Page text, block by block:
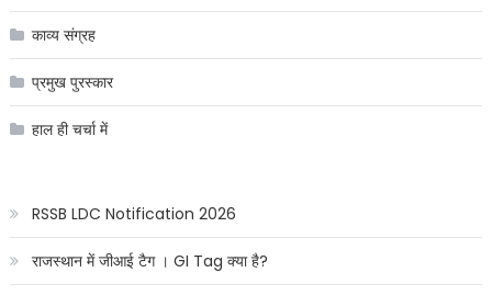
काव्य संग्रह
प्रमुख पुरस्कार
हाल ही चर्चा में
RSSB LDC Notification 2026
राजस्थान में जीआई टैग । GI Tag क्या है?